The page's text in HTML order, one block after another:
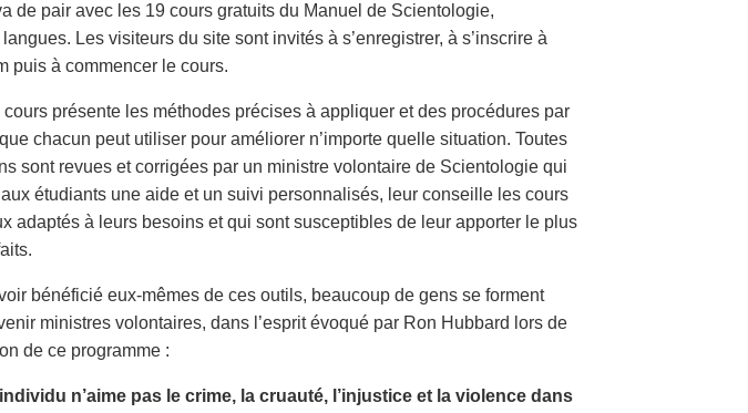
de pair avec les 19 cours gratuits du Manuel de Scientologie,
Les visiteurs du site sont invités à s’enregistrer, à s’inscrire à
puis à commencer le cours.
présente les méthodes précises à appliquer et des procédures par
chacun peut utiliser pour améliorer n’importe quelle situation. Toutes
sont revues et corrigées par un ministre volontaire de Scientologie qui
étudiants une aide et un suivi personnalisés, leur conseille les cours
adaptés à leurs besoins et qui sont susceptibles de leur apporter le plus
bénéficié eux-mêmes de ces outils, beaucoup de gens se forment
ministres volontaires, dans l’esprit évoqué par Ron Hubbard lors de
de ce programme :
n’aime pas le crime, la cruauté, l’injustice et la violence dans